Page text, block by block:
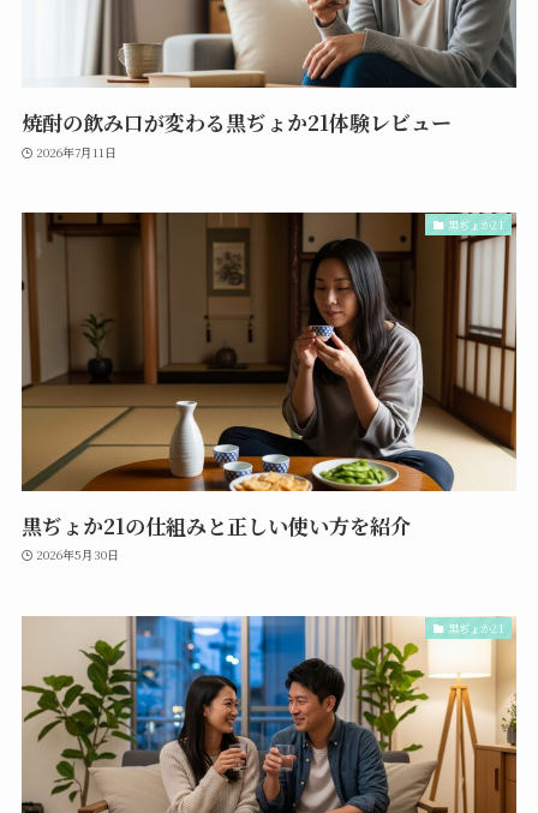
焼酎の飲み口が変わる黒ぢょか21体験レビュー
2026年7月11日
黒ぢょか21
黒ぢょか21の仕組みと正しい使い方を紹介
2026年5月30日
黒ぢょか21